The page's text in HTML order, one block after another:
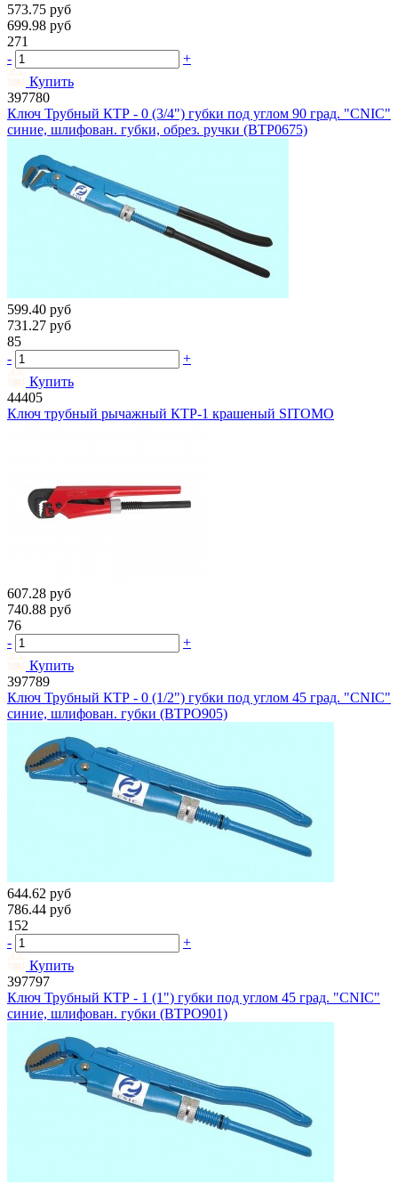
573.75 руб
699.98 руб
271
-
+
Купить
397780
Ключ Трубный КТР - 0 (3/4") губки под углом 90 град. "CNIC"
синие, шлифован. губки, обрез. ручки (BTP0675)
599.40 руб
731.27 руб
85
-
+
Купить
44405
Ключ трубный рычажный КТР-1 крашеный SITOMO
607.28 руб
740.88 руб
76
-
+
Купить
397789
Ключ Трубный КТР - 0 (1/2") губки под углом 45 град. "CNIC"
синие, шлифован. губки (BTPO905)
644.62 руб
786.44 руб
152
-
+
Купить
397797
Ключ Трубный КТР - 1 (1") губки под углом 45 град. "CNIC"
синие, шлифован. губки (BTPO901)